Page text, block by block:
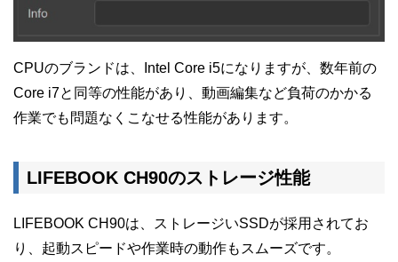
CPUのブランドは、Intel Core i5になりますが、数年前の
Core i7と同等の性能があり、動画編集など負荷のかかる
作業でも問題なくこなせる性能があります。
LIFEBOOK CH90のストレージ性能
LIFEBOOK CH90は、ストレージいSSDが採用されてお
り、起動スピードや作業時の動作もスムーズです。